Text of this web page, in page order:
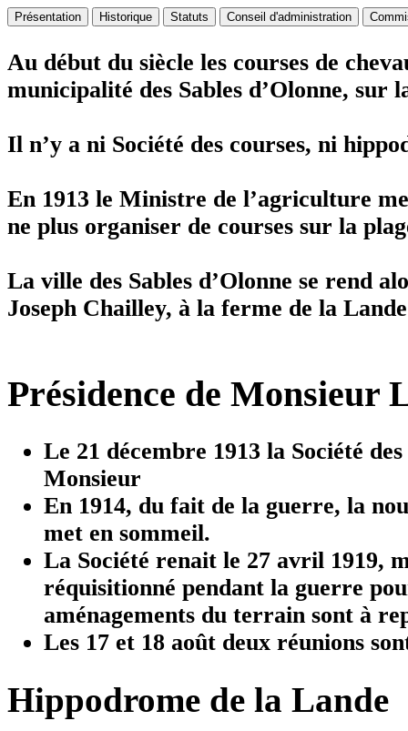
Présentation Historique Statuts Conseil d'administration
Au début du siècle les courses de
municipalité des Sables d’Olonne, sur
Il n’y a ni Société des courses, ni
En 1913 le Ministre de l’agriculture
ne plus organiser de courses sur la
La ville des Sables d’Olonne se rend
Joseph Chailley, à la ferme de la
Présidence de Monsieur
Le 21 décembre 1913 la Société
Monsieur
En 1914, du fait de la guerre, la
met en sommeil.
La Société renait le 27 avril 1919,
réquisitionné pendant la guerre
aménagements du terrain sont à
Les 17 et 18 août deux réunions
Hippodrome de la Lande